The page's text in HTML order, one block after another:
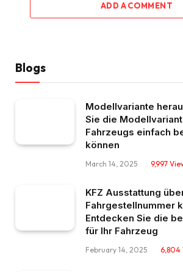
ADD A COMMENT
Blogs
Modellvariante
Sie die
Fahrzeugs einfach
können
March 14, 2025 9,997
KFZ Ausstattung
Fahrgestellnummer
Entdecken Sie die
für Ihr Fahrzeug
February 14, 2025 6,804